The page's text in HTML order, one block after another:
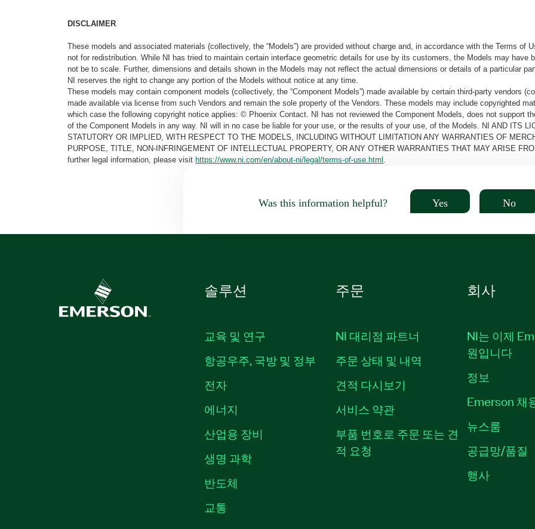
DISCLAIMER
These models and associated materials (collectively, the “Models”) are provided without charge and, in accordance with the Terms of
not for redistribution. While NI has tried to maintain certain interface geometric details for use by its customers, the Models may have
not be to scale. Further, dimensions and details shown in the Models may not reflect the actual dimensions or details of a particular
NI reserves the right to change any portion of the Models without notice at any time.
These models may contain component models (collectively, the “Component Models”) made available by certain third-party vendors
made available via license from such Vendors and remain the sole property of the Vendors. These models may include copyrighted
which case the following copyright notice applies: © Phoenix Contact. NI has not reviewed the Component Models, does not support
of the Component Models in any way. NI will in no case be liable for your use, or the results of your use, of the Models. NI AND ITS
STATUTORY OR IMPLIED, WITH RESPECT TO THE MODELS, INCLUDING WITHOUT LIMITATION ANY WARRANTIES OF
PURPOSE, TITLE, NON-INFRINGEMENT OF INTELLECTUAL PROPERTY, OR ANY OTHER WARRANTIES THAT MAY ARISE
further legal information, please visithttps://www.ni.com/en/about-ni/legal/terms-of-use.html
Was this information helpful? Yes No
솔루션
교육 및 연구
항공우주, 국방 및 정부
전자
에너지
산업용 장비
생명 과학
반도체
교통
주문
NI 대리점 파트너
주문 상태 및 내역
견적 다시보기
서비스 약관
부품 번호로 주문 또는 견
적 요청
회사
NI는 이제
원입니다
정보
Emerson 채
뉴스룸
공급망/품질
행사